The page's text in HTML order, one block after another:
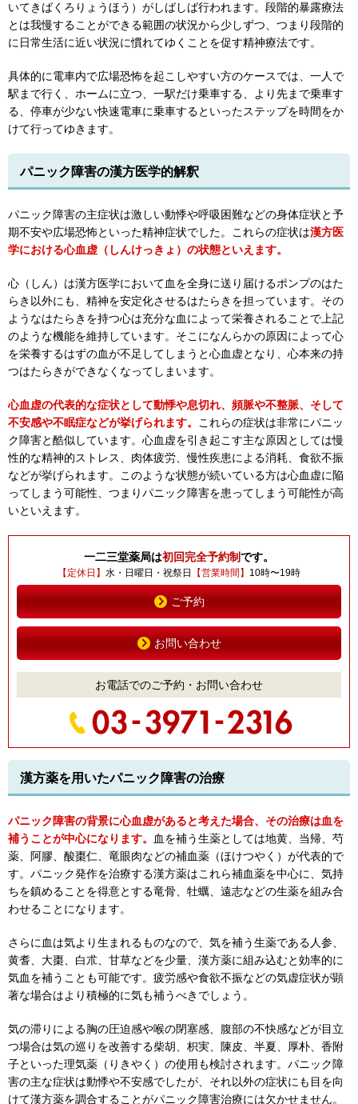
いてきばくろりょうほう）がしばしば行われます。段階的暴露療法
とは我慢することができる範囲の状況から少しずつ、つまり段階的
に日常生活に近い状況に慣れてゆくことを促す精神療法です。
具体的に電車内で広場恐怖を起こしやすい方のケースでは、一人で
駅まで行く、ホームに立つ、一駅だけ乗車する、より先まで乗車す
る、停車が少ない快速電車に乗車するといったステップを時間をか
けて行ってゆきます。
パニック障害の漢方医学的解釈
パニック障害の主症状は激しい動悸や呼吸困難などの身体症状と予
期不安や広場恐怖といった精神症状でした。これらの症状は漢方医
学における心血虚（しんけっきょ）の状態といえます。
心（しん）は漢方医学において血を全身に送り届けるポンプのはた
らき以外にも、精神を安定化させるはたらきを担っています。その
ようなはたらきを持つ心は充分な血によって栄養されることで上記
のような機能を維持しています。そこになんらかの原因によって心
を栄養するはずの血が不足してしまうと心血虚となり、心本来の持
つはたらきができなくなってしまいます。
心血虚の代表的な症状として動悸や息切れ、頻脈や不整脈、そして
不安感や不眠症などが挙げられます。 これらの症状は非常にパニッ
ク障害と酷似しています。心血虚を引き起こす主な原因としては慢
性的な精神的ストレス、肉体疲労、慢性疾患による消耗、食欲不振
などが挙げられます。このような状態が続いている方は心血虚に陥
ってしまう可能性、つまりパニック障害を患ってしまう可能性が高
いといえます。
一二三堂薬局は初回完全予約制です。
【定休日】 水・日曜日・祝祭日 【営業時間】 10時〜19時
ご予約
お問い合わせ
お電話でのご予約・お問い合わせ
漢方薬を用いたパニック障害の治療
パニック障害の背景に心血虚があると考えた場合、その治療は血を
補うことが中心になります。
血を補う生薬としては地黄、当帰、芍
薬、阿膠、酸棗仁、竜眼肉などの補血薬（ほけつやく）が代表的で
す。パニック発作を治療する漢方薬はこれら補血薬を中心に、気持
ちを鎮めることを得意とする竜骨、牡蠣、遠志などの生薬を組み合
わせることになります。
さらに血は気より生まれるものなので、気を補う生薬である人参、
黄耆、大棗、白朮、甘草などを少量、漢方薬に組み込むと効率的に
気血を補うことも可能です。疲労感や食欲不振などの気虚症状が顕
著な場合はより積極的に気も補うべきでしょう。
気の滞りによる胸の圧迫感や喉の閉塞感、腹部の不快感などが目立
つ場合は気の巡りを改善する柴胡、枳実、陳皮、半夏、厚朴、香附
子といった理気薬（りきやく）の使用も検討されます。パニック障
害の主な症状は動悸や不安感でしたが、それ以外の症状にも目を向
けて漢方薬を調合することがパニック障害治療には欠かせません。